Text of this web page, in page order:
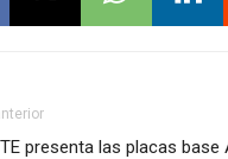
presenta las placas base